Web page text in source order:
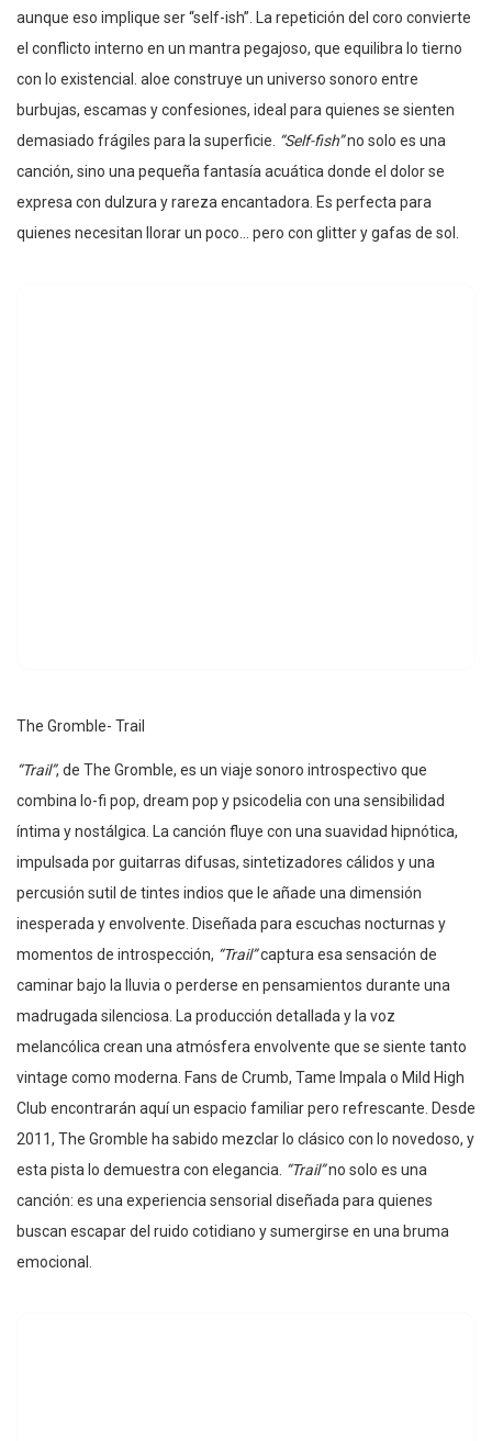
aunque eso implique ser “self-ish”. La repetición del coro convierte
el conflicto interno en un mantra pegajoso, que equilibra lo tierno
con lo existencial. aloe construye un universo sonoro entre
burbujas, escamas y confesiones, ideal para quienes se sienten
demasiado frágiles para la superficie. “Self-fish”no solo es una
canción, sino una pequeña fantasía acuática donde el dolor se
expresa con dulzura y rareza encantadora. Es perfecta para
quienes necesitan llorar un poco… pero con glitter y gafas de sol.
The Gromble- Trail
“Trail”, de The Gromble, es un viaje sonoro introspectivo que
combina lo-fi pop, dream pop y psicodelia con una sensibilidad
íntima y nostálgica. La canción fluye con una suavidad hipnótica,
impulsada por guitarras difusas, sintetizadores cálidos y una
percusión sutil de tintes indios que le añade una dimensión
inesperada y envolvente. Diseñada para escuchas nocturnas y
momentos de introspección, “Trail”captura esa sensación de
caminar bajo la lluvia o perderse en pensamientos durante una
madrugada silenciosa. La producción detallada y la voz
melancólica crean una atmósfera envolvente que se siente tanto
vintage como moderna. Fans de Crumb, Tame Impala o Mild High
Club encontrarán aquí un espacio familiar pero refrescante. Desde
2011, The Gromble ha sabido mezclar lo clásico con lo novedoso, y
esta pista lo demuestra con elegancia. “Trail”no solo es una
canción: es una experiencia sensorial diseñada para quienes
buscan escapar del ruido cotidiano y sumergirse en una bruma
emocional.